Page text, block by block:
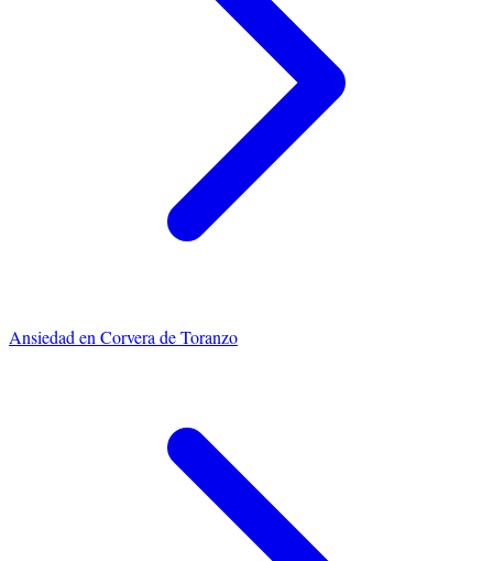
Ansiedad en Corvera de Toranzo